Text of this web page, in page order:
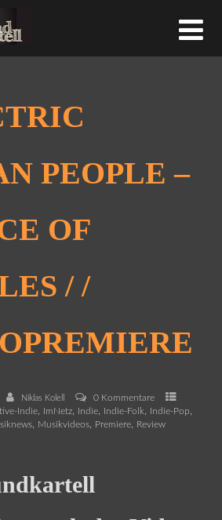
PEOPLE –
OF
/ /
Niklas Kolell
0 Kommentare
Indie, ImNetz, Indie, Indie-Folk, Indie-Pop,
, Musikvideos, Premiere, Review